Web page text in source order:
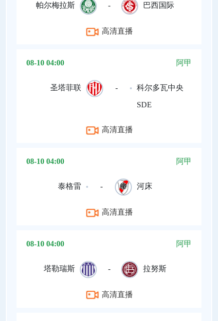
帕尔梅拉斯 - 巴西国际
高清直播
08-10 04:00 阿甲
圣塔菲联 - 科尔多瓦中央
SDE
高清直播
08-10 04:00 阿甲
泰格雷 - 河床
高清直播
08-10 04:00 阿甲
塔勒瑞斯 - 拉努斯
高清直播